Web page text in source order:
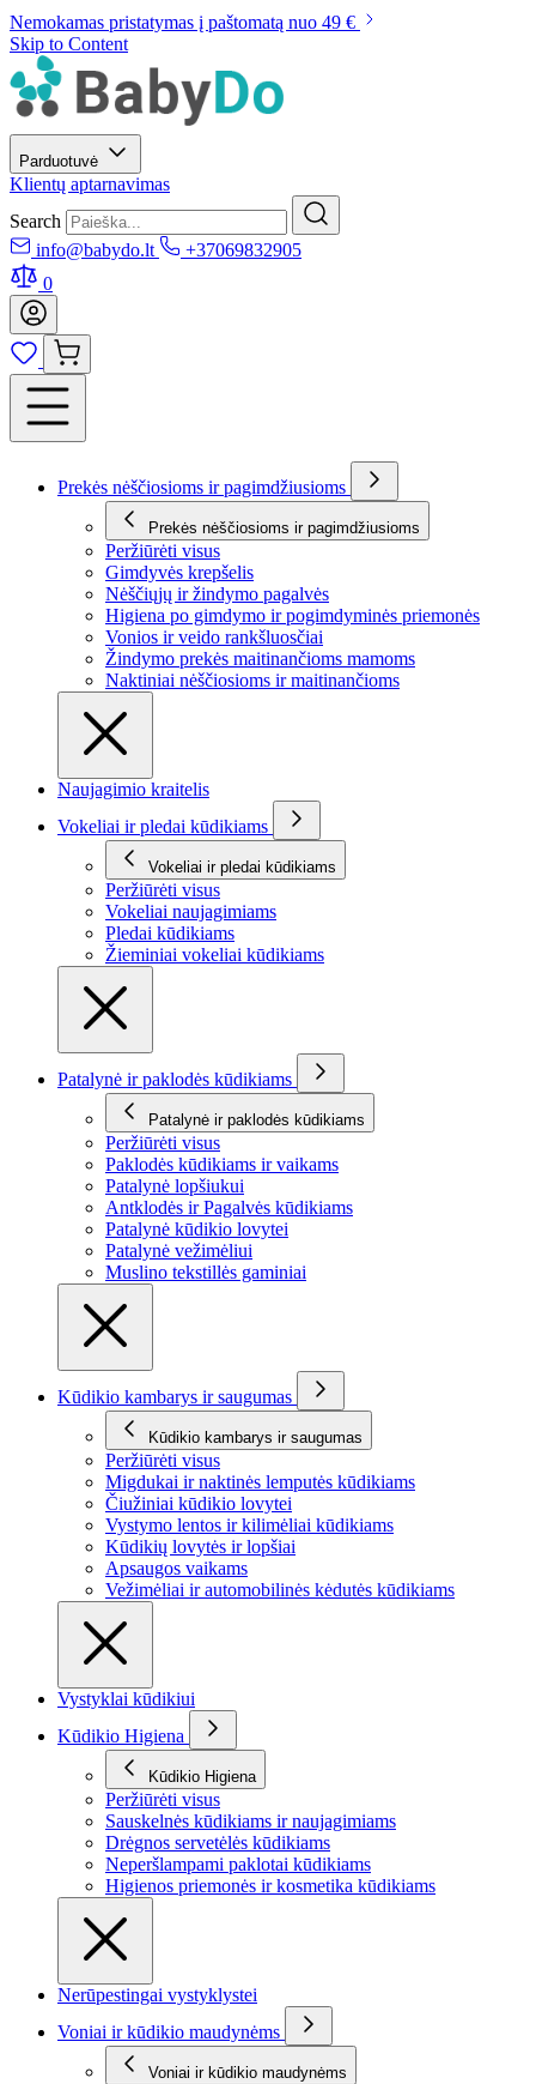
Nemokamas pristatymas į paštomatą nuo 49 €
Skip to Content
Parduotuvė
Klientų aptarnavimas
Search
info@babydo.lt
+37069832905
0
Prekės nėščiosioms ir pagimdžiusioms
Prekės nėščiosioms ir pagimdžiusioms
Peržiūrėti visus
Gimdyvės krepšelis
Nėščiųjų ir žindymo pagalvės
Higiena po gimdymo ir pogimdyminės priemonės
Vonios ir veido rankšluosčiai
Žindymo prekės maitinančioms mamoms
Naktiniai nėščiosioms ir maitinančioms
Naujagimio kraitelis
Vokeliai ir pledai kūdikiams
Vokeliai ir pledai kūdikiams
Peržiūrėti visus
Vokeliai naujagimiams
Pledai kūdikiams
Žieminiai vokeliai kūdikiams
Patalynė ir paklodės kūdikiams
Patalynė ir paklodės kūdikiams
Peržiūrėti visus
Paklodės kūdikiams ir vaikams
Patalynė lopšiukui
Antklodės ir Pagalvės kūdikiams
Patalynė kūdikio lovytei
Patalynė vežimėliui
Muslino tekstillės gaminiai
Kūdikio kambarys ir saugumas
Kūdikio kambarys ir saugumas
Peržiūrėti visus
Migdukai ir naktinės lemputės kūdikiams
Čiužiniai kūdikio lovytei
Vystymo lentos ir kilimėliai kūdikiams
Kūdikių lovytės ir lopšiai
Apsaugos vaikams
Vežimėliai ir automobilinės kėdutės kūdikiams
Vystyklai kūdikiui
Kūdikio Higiena
Kūdikio Higiena
Peržiūrėti visus
Sauskelnės kūdikiams ir naujagimiams
Drėgnos servetėlės kūdikiams
Neperšlampami paklotai kūdikiams
Higienos priemonės ir kosmetika kūdikiams
Nerūpestingai vystyklystei
Voniai ir kūdikio maudynėms
Voniai ir kūdikio maudynėms